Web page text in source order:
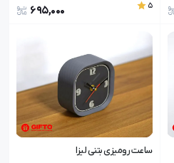
5
695,000
ساعت رومیزی بتنی لیزا